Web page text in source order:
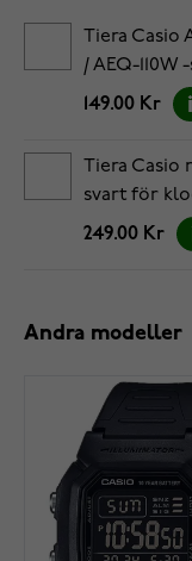
Tiera Casio
/ AEQ-
svart
149.00 Kr
Tiera Casio
svart för
W-216 / W-
249.00 Kr
Andra modeller